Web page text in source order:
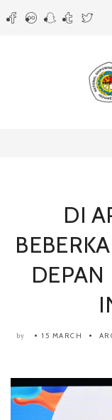
DI
by 15 MARCH